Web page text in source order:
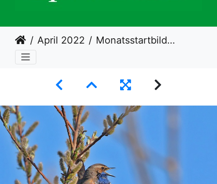
April 2022 Monatsstartbild April- Blaukehlchen